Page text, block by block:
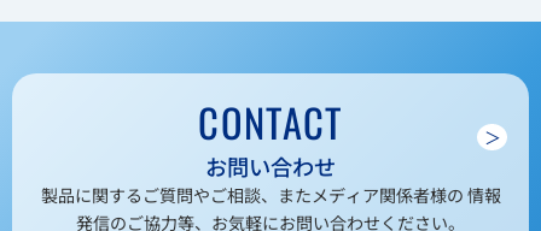
CONTACT
お問い合わせ
＞
製品に関するご質問やご相談、またメディア関係者様の 情報
発信のご協力等、お気軽にお問い合わせください。